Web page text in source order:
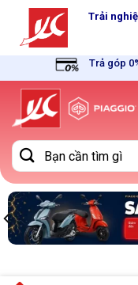
content
Trải
Trả góp
Tìm
kiếm: